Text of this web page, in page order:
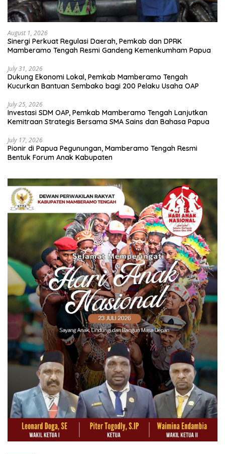
August 1, 2026
Sinergi Perkuat Regulasi Daerah, Pemkab dan DPRK
Mamberamo Tengah Resmi Gandeng Kemenkumham Papua
July 31, 2026
Dukung Ekonomi Lokal, Pemkab Mamberamo Tengah
Kucurkan Bantuan Sembako bagi 200 Pelaku Usaha OAP
July 25, 2026
Investasi SDM OAP, Pemkab Mamberamo Tengah Lanjutkan
Kemitraan Strategis Bersama SMA Sains dan Bahasa Papua
July 17, 2026
Pionir di Papua Pegunungan, Mamberamo Tengah Resmi
Bentuk Forum Anak Kabupaten